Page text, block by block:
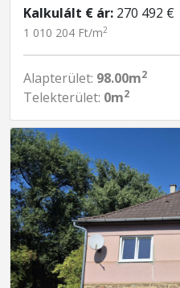
Kalkulált € ár: 270 492 €
1 010 204 Ft/m2
Alapterület: 98.00m2
Telekterület: 0m2